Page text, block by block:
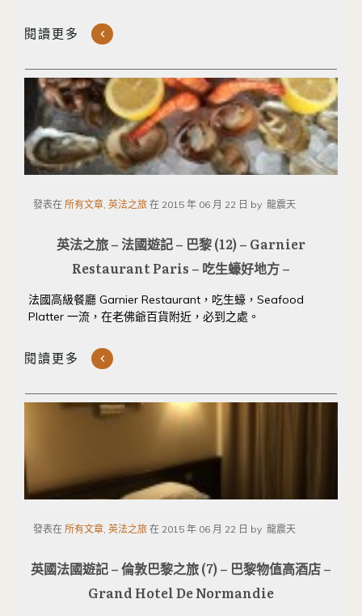
閱讀更多
發表在 所有文章, 英法之旅 在 2015 年 06 月 22 日 by 龍震天
英法之旅 – 法國遊記 – 巴黎 (12) – Garnier
Restaurant Paris – 吃生蠔好地方 –
法國高級餐廳 Garnier Restaurant，吃生蠔，Seafood
Platter 一流，在老佛爺百貨附近，必到之處。
閱讀更多
發表在 所有文章, 英法之旅 在 2015 年 06 月 22 日 by 龍震天
英國法國遊記 – 倫敦巴黎之旅 (7) – 巴黎物值高酒店 –
Grand Hotel De Normandie